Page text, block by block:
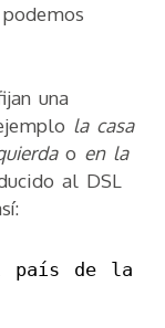
una
la casa
o en la
al DSL
país de la